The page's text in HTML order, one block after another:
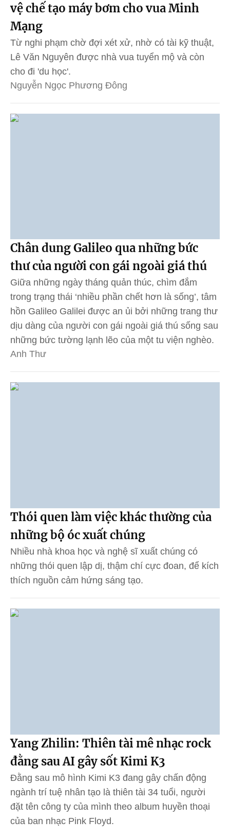
vệ chế tạo máy bơm cho vua Minh
Mạng
Từ nghi phạm chờ đợi xét xử, nhờ có tài kỹ thuật,
Lê Văn Nguyên được nhà vua tuyển mộ và còn
cho đi 'du học'.
Nguyễn Ngọc Phương Đông
Chân dung Galileo qua những bức
thư của người con gái ngoài giá thú
Giữa những ngày tháng quản thúc, chìm đắm
trong trạng thái ‘nhiều phần chết hơn là sống’, tâm
hồn Galileo Galilei được an ủi bởi những trang thư
dịu dàng của người con gái ngoài giá thú sống sau
những bức tường lạnh lẽo của một tu viện nghèo.
Anh Thư
Thói quen làm việc khác thường của
những bộ óc xuất chúng
Nhiều nhà khoa học và nghệ sĩ xuất chúng có
những thói quen lập dị, thậm chí cực đoan, để kích
thích nguồn cảm hứng sáng tạo.
Yang Zhilin: Thiên tài mê nhạc rock
đằng sau AI gây sốt Kimi K3
Đằng sau mô hình Kimi K3 đang gây chấn động
ngành trí tuệ nhân tạo là thiên tài 34 tuổi, người
đặt tên công ty của mình theo album huyền thoại
của ban nhạc Pink Floyd.